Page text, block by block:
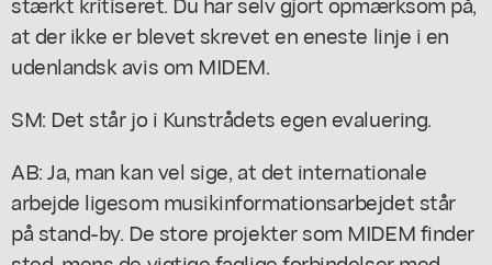
at der ikke er blevet skrevet en eneste linje i en
udenlandsk avis om MIDEM.
SM: Det står jo i Kunstrådets egen evaluering.
AB: Ja, man kan vel sige, at det internationale
arbejde ligesom musikinformationsarbejdet står
på stand-by. De store projekter som MIDEM finder